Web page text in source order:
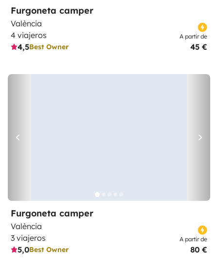
Furgoneta camper
València
4 viajeros
4,5Best Owner
A partir de
45 €
Furgoneta camper
València
3 viajeros
5,0Best Owner
A partir de
80 €